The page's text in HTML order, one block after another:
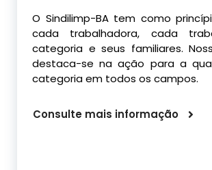
O Sindilimp-BA tem como
cada trabalhadora, cada
categoria e seus familiares.
destaca-se na ação para a
categoria em todos os campos.
Consulte mais informação